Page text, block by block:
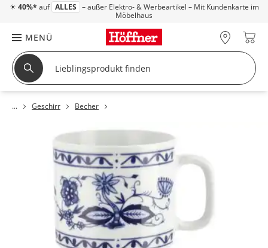
☀ 40%* auf ALLES – außer Elektro- & Werbeartikel – Mit Kundenkarte im
Möbelhaus
MENÜ
Geschirr Becher